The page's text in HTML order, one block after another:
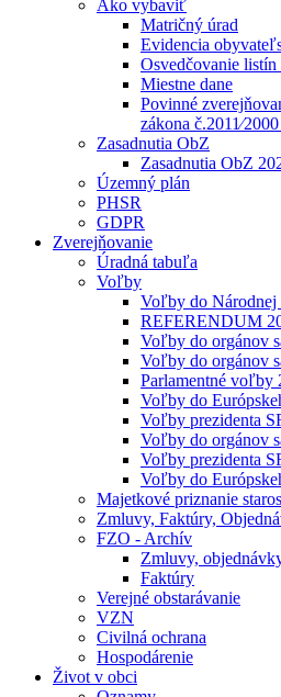
Ako vybaviť
Matričný úrad
Evidencia
Osvedčovanie listín
Miestne dane
Povinné
zákona
Zasadnutia ObZ
Zasadnutia ObZ
Územný plán
PHSR
GDPR
Zverejňovanie
Úradná tabuľa
Voľby
Voľby do Národnej
REFERENDUM
Voľby do orgánov
Voľby do orgánov
Parlamentné voľby
Voľby do
Voľby prezidenta
Voľby do orgánov
Voľby prezidenta
Voľby do
Majetkové priznanie
Zmluvy, Faktúry,
FZO - Archív
Zmluvy,
Faktúry
Verejné obstarávanie
VZN
Civilná ochrana
Hospodárenie
Život v obci